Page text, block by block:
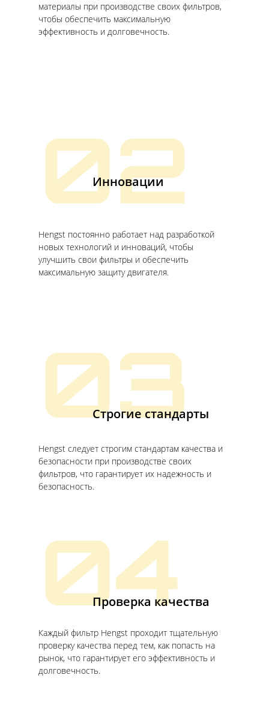
материалы при производстве своих фильтров,
чтобы обеспечить максимальную
эффективность и долговечность.
02
Инновации
Hengst постоянно работает над разработкой
новых технологий и инноваций, чтобы
улучшить свои фильтры и обеспечить
максимальную защиту двигателя.
03
Строгие стандарты
Hengst следует строгим стандартам качества и
безопасности при производстве своих
фильтров, что гарантирует их надежность и
безопасность.
04
Проверка качества
Каждый фильтр Hengst проходит тщательную
проверку качества перед тем, как попасть на
рынок, что гарантирует его эффективность и
долговечность.